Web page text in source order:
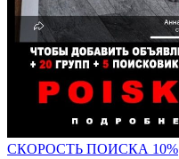
СКОРОСТЬ ПОИСКА 10%